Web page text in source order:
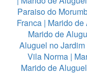
Paraiso do
Franca | Marido
Marido de
Aluguel no
Vila Norma |
Marido de